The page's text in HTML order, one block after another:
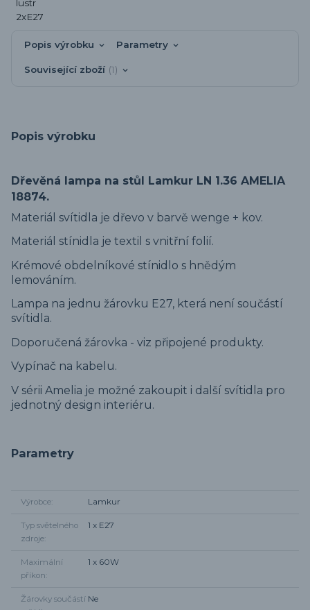
Popis výrobku Parametry
Související zboží 1
Popis výrobku
Dřevěná lampa na stůl Lamkur LN 1.36 AMELIA
18874.
Materiál svítidla je dřevo v barvě wenge + kov.
Materiál stínidla je textil s vnitřní folií.
Krémové obdelníkové stínidlo s hnědým
lemováním.
Lampa na jednu žárovku E27, která není součástí
svítidla.
Doporučená žárovka - viz připojené produkty.
Vypínač na kabelu.
V sérii Amelia je možné zakoupit i další svítidla pro
jednotný design interiéru.
Parametry
Výrobce Lamkur
Typ světelného
zdroje
1 x E27
Maximální
příkon
1 x 60W
Žárovky součástí Ne